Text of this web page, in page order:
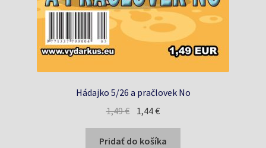
Hádajko 5/26 a pračlovek No
1,49€ Pôvodná
cena
bola:
1,44€Aktuálna
cena
je:
Pridať do košíka